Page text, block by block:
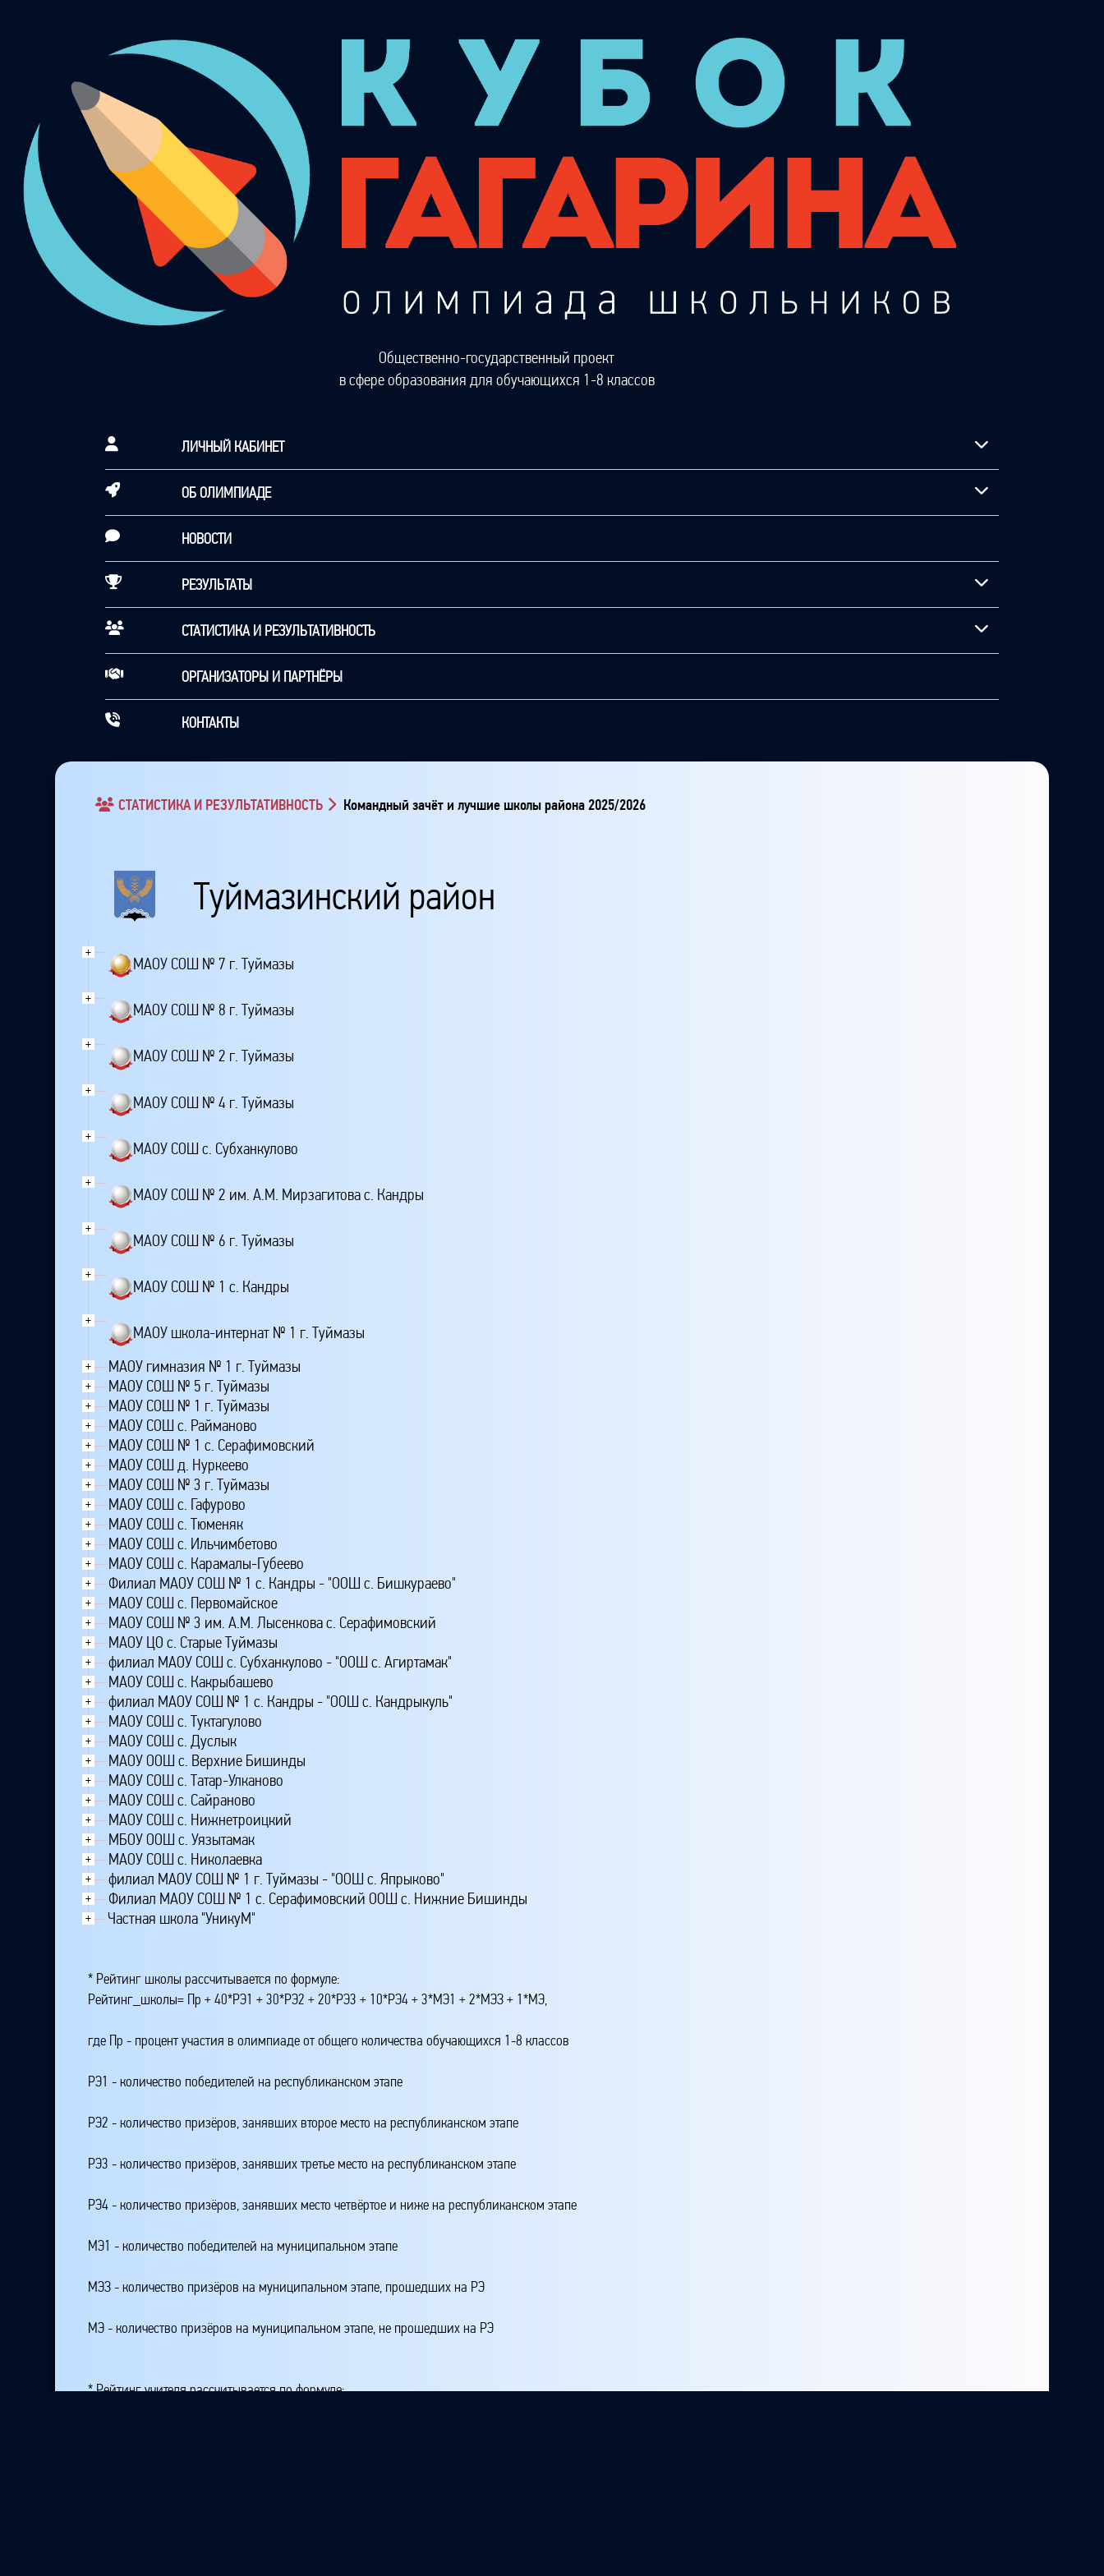
Общественно-государственный проект
в сфере образования для обучающихся 1-8 классов
ЛИЧНЫЙ КАБИНЕТ
ОБ ОЛИМПИАДЕ
НОВОСТИ
РЕЗУЛЬТАТЫ
СТАТИСТИКА И РЕЗУЛЬТАТИВНОСТЬ
ОРГАНИЗАТОРЫ И ПАРТНЁРЫ
КОНТАКТЫ
СТАТИСТИКА И РЕЗУЛЬТАТИВНОСТЬ Командный зачёт и лучшие школы района 2025/2026
Туймазинский район
+
МАОУ СОШ № 7 г. Туймазы
+
МАОУ СОШ № 8 г. Туймазы
+
МАОУ СОШ № 2 г. Туймазы
+
МАОУ СОШ № 4 г. Туймазы
+
МАОУ СОШ с. Субханкулово
+
МАОУ СОШ № 2 им. А.М. Мирзагитова с. Кандры
+
МАОУ СОШ № 6 г. Туймазы
+
МАОУ СОШ № 1 с. Кандры
+
МАОУ школа-интернат № 1 г. Туймазы
+ МАОУ гимназия № 1 г. Туймазы
+ МАОУ СОШ № 5 г. Туймазы
+ МАОУ СОШ № 1 г. Туймазы
+ МАОУ СОШ с. Райманово
+ МАОУ СОШ № 1 с. Серафимовский
+ МАОУ СОШ д. Нуркеево
+ МАОУ СОШ № 3 г. Туймазы
+ МАОУ СОШ с. Гафурово
+ МАОУ СОШ с. Тюменяк
+ МАОУ СОШ с. Ильчимбетово
+ МАОУ СОШ с. Карамалы-Губеево
+ Филиал МАОУ СОШ № 1 с. Кандры - "ООШ с. Бишкураево"
+ МАОУ СОШ с. Первомайское
+ МАОУ СОШ № 3 им. А.М. Лысенкова с. Серафимовский
+ МАОУ ЦО с. Старые Туймазы
+ филиал МАОУ СОШ с. Субханкулово - "ООШ с. Агиртамак"
+ МАОУ СОШ с. Какрыбашево
+ филиал МАОУ СОШ № 1 с. Кандры - "ООШ с. Кандрыкуль"
+ МАОУ СОШ с. Туктагулово
+ МАОУ СОШ с. Дуслык
+ МАОУ ООШ с. Верхние Бишинды
+ МАОУ СОШ с. Татар-Улканово
+ МАОУ СОШ с. Сайраново
+ МАОУ СОШ с. Нижнетроицкий
+ МБОУ ООШ с. Уязытамак
+ МАОУ СОШ с. Николаевка
+ филиал МАОУ СОШ № 1 г. Туймазы - "ООШ с. Япрыково"
+ Филиал МАОУ СОШ № 1 с. Серафимовский ООШ с. Нижние Бишинды
+ Частная школа "УникуМ"
* Рейтинг школы рассчитывается по формуле:
Рейтинг_школы= Пр + 40*РЭ1 + 30*РЭ2 + 20*РЭ3 + 10*РЭ4 + 3*МЭ1 + 2*МЭЗ + 1*МЭ,
где Пр - процент участия в олимпиаде от общего количества обучающихся 1-8 классов
РЭ1 - количество победителей на республиканском этапе
РЭ2 - количество призёров, занявших второе место на республиканском этапе
РЭ3 - количество призёров, занявших третье место на республиканском этапе
РЭ4 - количество призёров, занявших место четвёртое и ниже на республиканском этапе
МЭ1 - количество победителей на муниципальном этапе
МЭЗ - количество призёров на муниципальном этапе, прошедших на РЭ
МЭ - количество призёров на муниципальном этапе, не прошедших на РЭ
* Рейтинг учителя рассчитывается по формуле: